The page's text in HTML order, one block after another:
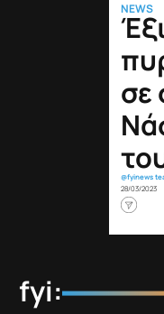
NEWS
σε
@fyinews
28/03/2023
fyi: